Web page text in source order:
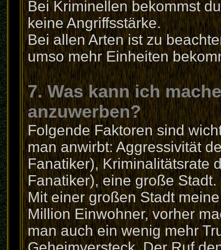
Bei Kriminellen bekommst
keine Angriffsstärke.
Bei allen Arten ist zu
umso mehr Einheiten
7. Was kann ich
anzuwerben?
Folgende Faktoren sind
man anwirbt: Aggressivität
Fanatiker), Kriminalitätsrate
Fanatiker), eine große Stadt.
Mit einer großen Stadt
Million Einwohner, vorher
man auch ein wenig mehr